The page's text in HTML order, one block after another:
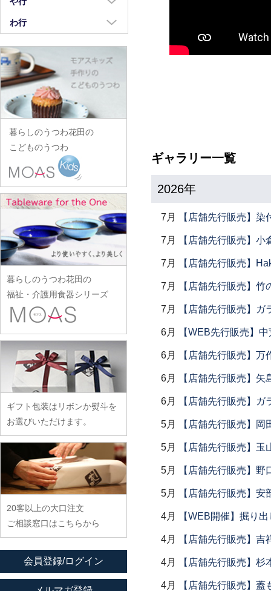
ギャラリー一覧
2026年
7月 【店舗先行販売】染
7月 【店舗先行販売】
7月 【店舗先行販売】
7月 【店舗先行販売】竹
7月 【店舗先行販売】ガ
6月 【WEB先行販売】
6月 【店舗先行販売】万
6月 【店舗先行販売】
6月 【店舗先行販売】ガ
5月 【店舗先行販売】岡
5月 【店舗先行販売】
5月 【店舗先行販売】野
5月 【店舗先行販売】
4月 【WEB開催】掘り
4月 【店舗先行販売】吉
4月 【店舗先行販売】
4月 【店舗先行販売】蓋
荒賀文成
有馬和博
iiDA Woodturning
伊賀焼土楽
池島直人
池島仁美
生島賢
生島明水
池田大介
石川漆宝堂
石田誠
和泉良法
市川知也
伊藤聡信
伊藤孝英
井銅心平
稲村真耶
イム サエム
イレヤガラス
岩舘隆（浄法寺）
臼田けい子
海野裕
浦陽子
遠藤マサヒロ
大井寛史
大久保公太郎
大沢和義
大平新五
大前史
大和田友香
河上智美
川合孝知
川辺忠
川村宏樹
幹山繁太
季更器窯
岸野寛
北野敏一（犀ノ音窯）
日下華子
葛和万紀
工藤和彦
熊谷峻
小泉敦信
こいずみみゆき
古賀雄二郎
小寺暁洋
小林巧征
小牧広平
近藤亮介
重田良古
島田まるみ
志村睦彦
城進
菅原博之
杉本太郎
鈴木重孝
鈴木潤吾
鈴木涼子
須谷窯
田中あい
田中佐和子
谷口嘉
谷永太郎
玉山保男
田沼英里
崔在皓
滴生舎
土井康治朗
土井宏友
陶房独歩炎
徳永遊心
富山孝一
土本訓寛・土本久美子
中町いずみ
中村一也
中村幸一郎
d.Tam 中村孝子/桃子
中村智美
中村真紀
中山孝志
名古路英介
西納三枝
野口悦士
畑中篤
花岡隆
花田オリジナル
羽生直記
林京子
林拓児
原口潔
原田七重
原田譲
原光弘
日高伸治
日高直子
ヒヅミ峠舎
樋山真弓
平岡正弘
平林秀幸
廣野俊彦
廣政毅
ふじい製作所
藤崎均
藤田永子
藤塚光男
ほたる窯
堀畑蘭
正木春蔵
松浦コータロー
松浦ナオコ
松葉勇輝
松本郁美
松本優樹
松本良夫
三浦侑子
水垣千悦
水野克俊
みずのみさ
光井威善
三留舞
宮岡麻衣子
宮崎孝彦
三輪周太郎
武曽健一
村田森
村田菜穂美
木工ヤマニ
森知恵子
森悠紀子
森下綾
八木橋昇
山口硝子
山口利枝
山崎葉
山田洋次
山田隆太郎
山中恵介
山本哲也
山本恭代
山本亮平
Yu-ten
雪ノ浦裕一
吉岡将弐
吉田学
余宮隆
わ行
ワダコーヘー
渡辺信史
渡邊心平
暮らしのうつわ花田の
こどものうつわ
暮らしのうつわ花田の
福祉・介護用食器シリーズ
ギフト包装はリボンか熨斗を
お選びいただけます。
20客以上の大口注文
ご相談窓口はこちらから
会員登録/ログイン